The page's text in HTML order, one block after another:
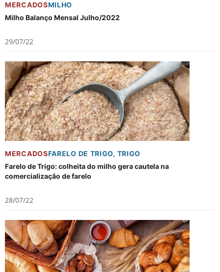
MERCADOSMILHO
Milho Balanço Mensal Julho/2022
29/07/22
MERCADOSFARELO DE TRIGO, TRIGO
Farelo de Trigo: colheita do milho gera cautela na
comercialização de farelo
28/07/22